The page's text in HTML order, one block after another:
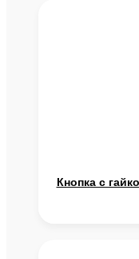
Кнопка с